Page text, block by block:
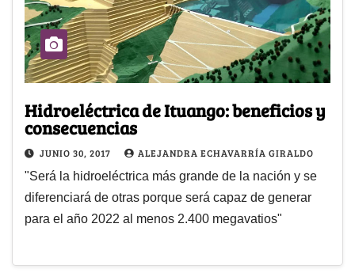
Hidroeléctrica de Ituango: beneficios y
consecuencias
JUNIO 30, 2017 ALEJANDRA ECHAVARRÍA GIRALDO
"Será la hidroeléctrica más grande de la nación y se
diferenciará de otras porque será capaz de generar
para el año 2022 al menos 2.400 megavatios"